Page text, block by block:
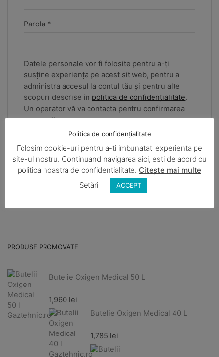
Parola *Required
Datele personale vor fi folosite pentru a-ți
susține experiența pe acest sit web, pentru a
administra accesul la contul tău și pentru alte
scopuri descrise în politică de confidențialitate.
Un operator vă va contacta pentru confirmarea
comenzii.
INREGISTRARE
PRODUSE PROMOVATE
Butelie Oxigen Medical 50 L
1,960 lei
Butelie Oxigen Medical 40 L
1,785 lei
Politica de confidențialitate
Folosim cookie-uri pentru a-ti imbunatati experienta pe
site-ul nostru. Continuand navigarea aici, esti de acord cu
politica noastra de confidentialitate. Citește mai multe
Setări
ACCEPT